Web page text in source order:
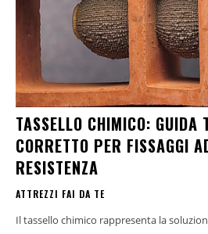
TASSELLO CHIMICO: GUIDA
CORRETTO PER FISSAGGI
RESISTENZA
ATTREZZI FAI DA TE
Il tassello chimico rappresenta la